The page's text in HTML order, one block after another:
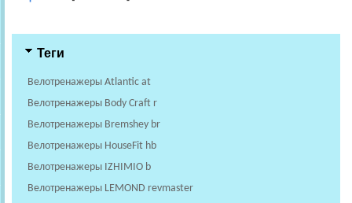
Теги
Велотренажеры Atlantic at
Велотренажеры Body Craft r
Велотренажеры Bremshey br
Велотренажеры HouseFit hb
Велотренажеры IZHIMIO b
Велотренажеры LEMOND revmaster